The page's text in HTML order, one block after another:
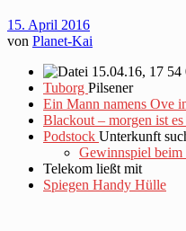
15. April 2016
von Planet-Kai
Tuborg Pilsener
Ein Mann namens Ove
Blackout – morgen ist es
Podstock Unterkunft
Gewinnspiel beim
Telekom ließt mit
Spiegen Handy Hülle